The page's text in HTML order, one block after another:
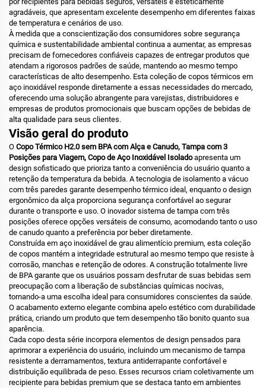
agradáveis, que apresentam excelente desempenho em diferentes faixas
de temperatura e cenários de uso.
À medida que a conscientização dos consumidores sobre segurança
química e sustentabilidade ambiental continua a aumentar, as empresas
precisam de fornecedores confiáveis capazes de entregar produtos que
atendam a rigorosos padrões de saúde, mantendo ao mesmo tempo
características de alto desempenho. Esta coleção de copos térmicos em
aço inoxidável responde diretamente a essas necessidades do mercado,
oferecendo uma solução abrangente para varejistas, distribuidores e
empresas de produtos promocionais que buscam opções de bebidas de
alta qualidade para seus clientes.
Visão geral do produto
O Copo Térmico H2.0 sem BPA com Alça e Canudo, Tampa com 3
Posições para Viagem, Copo de Aço Inoxidável Isoladoapresenta um
design sofisticado que prioriza tanto a conveniência do usuário quanto a
retenção da temperatura da bebida. A tecnologia de isolamento a vácuo
com três paredes garante desempenho térmico ideal, enquanto o design
ergonômico da alça proporciona segurança confortável ao segurar
durante o transporte e uso. O inovador sistema de tampa com três
posições oferece opções versáteis de consumo, acomodando tanto o uso
de canudo quanto a preferência por beber diretamente.
Construída em aço inoxidável de grau alimentício premium, esta coleção
de copos mantém a integridade estrutural ao mesmo tempo que resiste à
corrosão, manchas e retenção de odores. A construção totalmente livre
de BPA garante que os usuários possam desfrutar de suas bebidas sem
preocupação com a liberação de substâncias químicas nocivas,
tornando-a uma escolha ideal para consumidores conscientes da saúde.
O acabamento externo elegante combina apelo estético com durabilidade
prática, criando um produto que tem desempenho tão bonito quanto sua
aparência.
Cada copo desta série incorpora elementos de design pensados para
aprimorar a experiência do usuário, incluindo um mecanismo de tampa
resistente a derramamentos, textura antiderrapante confortável e
distribuição equilibrada de peso. Esses recursos criam coletivamente um
recipiente para bebidas premium que se destaca tanto em ambientes